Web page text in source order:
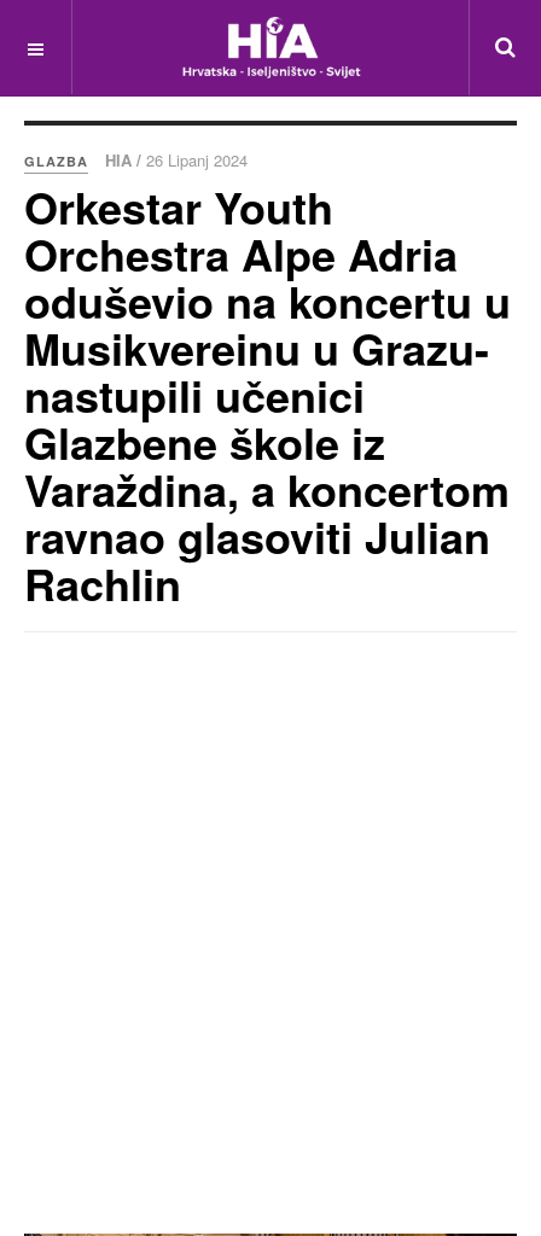
GLAZBA HIA / 26 Lipanj 2024
Orkestar Youth
Orchestra Alpe Adria
oduševio na koncertu u
Musikvereinu u Grazu-
nastupili učenici
Glazbene škole iz
Varaždina, a koncertom
ravnao glasoviti Julian
Rachlin